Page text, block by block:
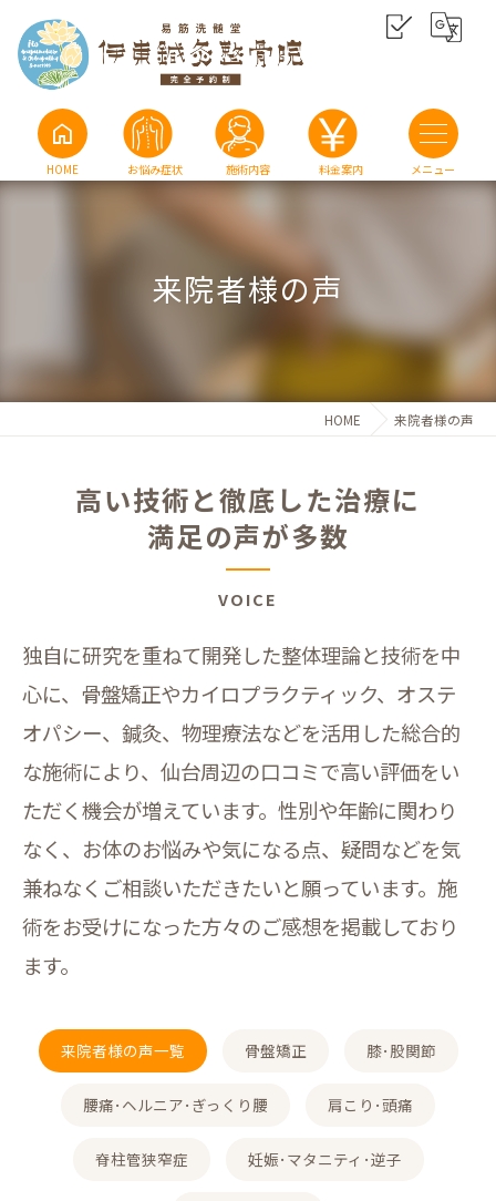
home
HOME お悩み症状 施術内容 料金案内
来院者様の声
HOME 来院者様の声
高い技術と徹底した治療に
満足の声が多数
VOICE
独自に研究を重ねて開発した整体理論と技術を中
心に、骨盤矯正やカイロプラクティック、オステ
オパシー、鍼灸、物理療法などを活用した総合的
な施術により、仙台周辺の口コミで高い評価をい
ただく機会が増えています。性別や年齢に関わり
なく、お体のお悩みや気になる点、疑問などを気
兼ねなくご相談いただきたいと願っています。施
術をお受けになった方々のご感想を掲載しており
ます。
来院者様の声一覧 骨盤矯正 膝･股関節
腰痛･ヘルニア･ぎっくり腰 肩こり･頭痛
脊柱管狭窄症 妊娠･マタニティ･逆子